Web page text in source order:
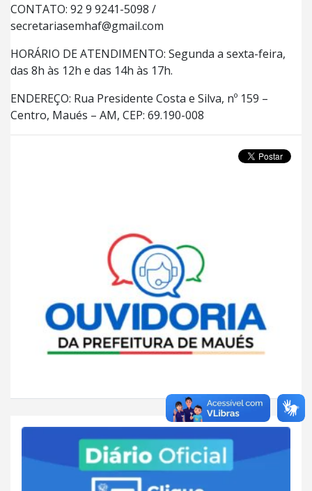
CONTATO: 92 9 9241-5098 /
secretariasemhaf@gmail.com
HORÁRIO DE ATENDIMENTO: Segunda a sexta-feira,
das 8h às 12h e das 14h às 17h.
ENDEREÇO: Rua Presidente Costa e Silva, nº 159 –
Centro, Maués – AM, CEP: 69.190-008